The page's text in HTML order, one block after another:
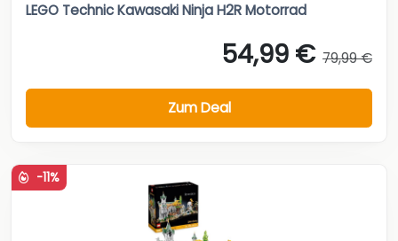
LEGO Technic Kawasaki Ninja H2R Motorrad
54,99 € 79,99 €
Zum Deal
-11%